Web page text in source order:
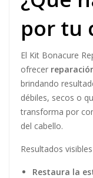
por tu
El Kit Bonacure
ofrecer
brindando
débiles, secos o
transforma por
del cabello.
Resultados
Restaura la